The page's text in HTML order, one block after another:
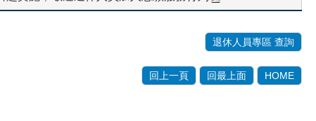
退休人員專區 查詢
回上一頁 回最上面 HOME